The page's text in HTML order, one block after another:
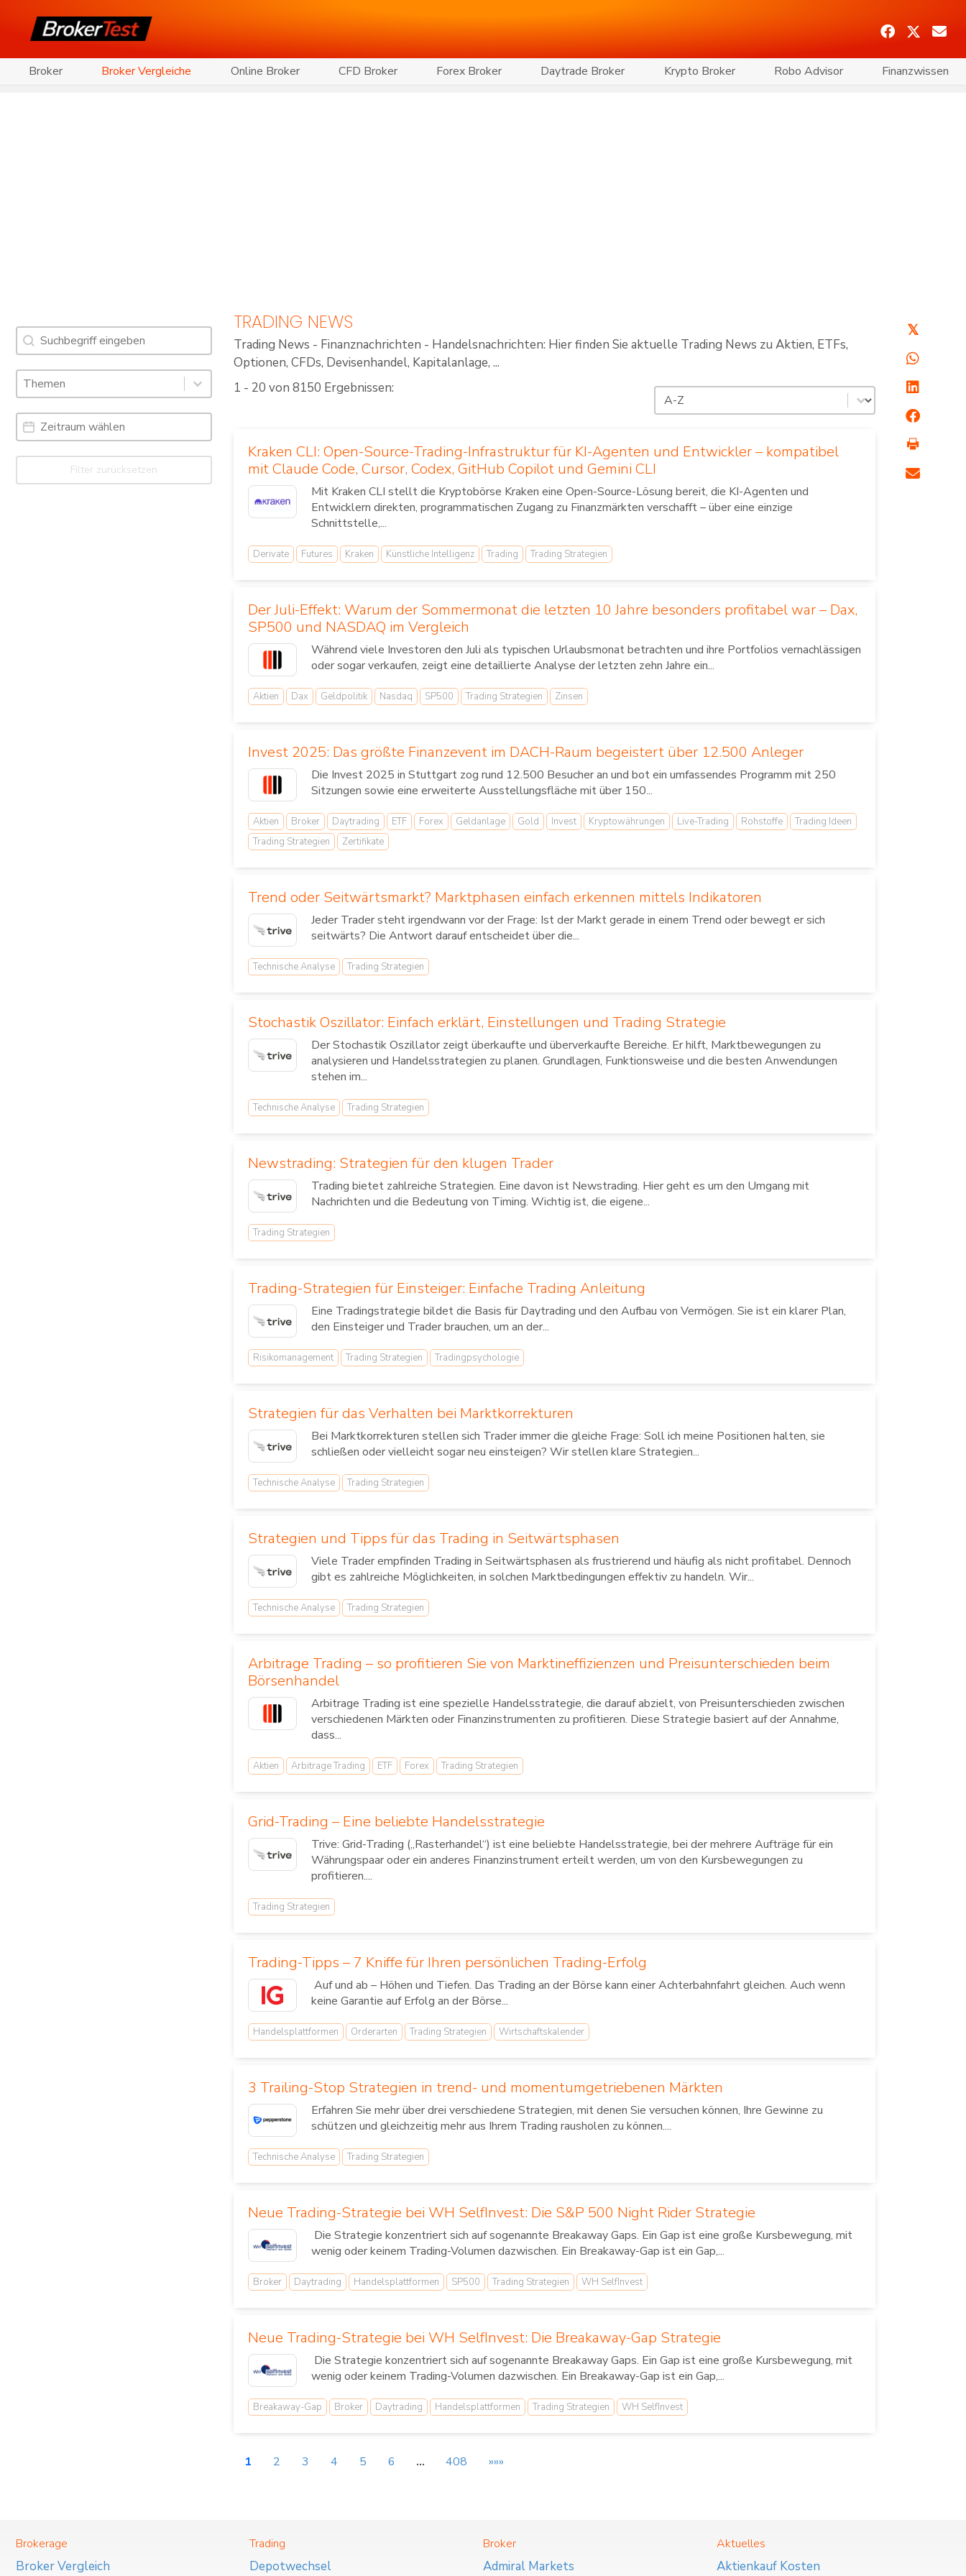
Broker Broker Vergleiche Online Broker CFD Broker Forex Broker Daytrade Broker Krypto Broker Robo Advisor Finanzwissen
Suche
Search content
Schlagworte: Trading News & Webinare
Select content
Select content
Date Range
Date
Filter zurücksetzen
TRADING NEWS
Trading News - Finanznachrichten - Handelsnachrichten: Hier finden Sie aktuelle Trading News zu Aktien, ETFs,
Optionen, CFDs, Devisenhandel, Kapitalanlage, ...
1 - 20 von 8150 Ergebnissen:
Sortierung
Sort content
Kraken CLI: Open-Source-Trading-Infrastruktur für KI-Agenten und Entwickler – kompatibel
mit Claude Code, Cursor, Codex, GitHub Copilot und Gemini CLI
Mit Kraken CLI stellt die Kryptobörse Kraken eine Open-Source-Lösung bereit, die KI-Agenten und
Entwicklern direkten, programmatischen Zugang zu Finanzmärkten verschafft – über eine einzige
Schnittstelle,...
Derivate Futures Kraken Künstliche Intelligenz Trading Trading Strategien
Der Juli-Effekt: Warum der Sommermonat die letzten 10 Jahre besonders profitabel war – Dax,
SP500 und NASDAQ im Vergleich
Während viele Investoren den Juli als typischen Urlaubsmonat betrachten und ihre Portfolios vernachlässigen
oder sogar verkaufen, zeigt eine detaillierte Analyse der letzten zehn Jahre ein...
Aktien Dax Geldpolitik Nasdaq SP500 Trading Strategien Zinsen
Invest 2025: Das größte Finanzevent im DACH-Raum begeistert über 12.500 Anleger
Die Invest 2025 in Stuttgart zog rund 12.500 Besucher an und bot ein umfassendes Programm mit 250
Sitzungen sowie eine erweiterte Ausstellungsfläche mit über 150...
Aktien Broker Daytrading ETF Forex Geldanlage Gold Invest Kryptowährungen Live-Trading Rohstoffe
Trading Ideen
Trading Strategien
Zertifikate
Trend oder Seitwärtsmarkt? Marktphasen einfach erkennen mittels Indikatoren
Jeder Trader steht irgendwann vor der Frage: Ist der Markt gerade in einem Trend oder bewegt er sich
seitwärts? Die Antwort darauf entscheidet über die...
Technische Analyse Trading Strategien
Stochastik Oszillator: Einfach erklärt, Einstellungen und Trading Strategie
Der Stochastik Oszillator zeigt überkaufte und überverkaufte Bereiche. Er hilft, Marktbewegungen zu
analysieren und Handelsstrategien zu planen. Grundlagen, Funktionsweise und die besten Anwendungen
stehen im...
Technische Analyse Trading Strategien
Newstrading: Strategien für den klugen Trader
Trading bietet zahlreiche Strategien. Eine davon ist Newstrading. Hier geht es um den Umgang mit
Nachrichten und die Bedeutung von Timing. Wichtig ist, die eigene...
Trading Strategien
Trading-Strategien für Einsteiger: Einfache Trading Anleitung
Eine Tradingstrategie bildet die Basis für Daytrading und den Aufbau von Vermögen. Sie ist ein klarer Plan,
den Einsteiger und Trader brauchen, um an der...
Risikomanagement Trading Strategien Tradingpsychologie
Strategien für das Verhalten bei Marktkorrekturen
Bei Marktkorrekturen stellen sich Trader immer die gleiche Frage: Soll ich meine Positionen halten, sie
schließen oder vielleicht sogar neu einsteigen? Wir stellen klare Strategien...
Technische Analyse Trading Strategien
Strategien und Tipps für das Trading in Seitwärtsphasen
Viele Trader empfinden Trading in Seitwärtsphasen als frustrierend und häufig als nicht profitabel. Dennoch
gibt es zahlreiche Möglichkeiten, in solchen Marktbedingungen effektiv zu handeln. Wir...
Technische Analyse Trading Strategien
Arbitrage Trading – so profitieren Sie von Marktineffizienzen und Preisunterschieden beim
Börsenhandel
Arbitrage Trading ist eine spezielle Handelsstrategie, die darauf abzielt, von Preisunterschieden zwischen
verschiedenen Märkten oder Finanzinstrumenten zu profitieren. Diese Strategie basiert auf der Annahme,
dass...
Aktien Arbitrage Trading ETF Forex Trading Strategien
Grid-Trading – Eine beliebte Handelsstrategie
Trive: Grid-Trading („Rasterhandel“) ist eine beliebte Handelsstrategie, bei der mehrere Aufträge für ein
Währungspaar oder ein anderes Finanzinstrument erteilt werden, um von den Kursbewegungen zu
profitieren....
Trading Strategien
Trading-Tipps – 7 Kniffe für Ihren persönlichen Trading-Erfolg
Auf und ab – Höhen und Tiefen. Das Trading an der Börse kann einer Achterbahnfahrt gleichen. Auch wenn
keine Garantie auf Erfolg an der Börse...
Handelsplattformen Orderarten Trading Strategien Wirtschaftskalender
3 Trailing-Stop Strategien in trend- und momentumgetriebenen Märkten
Erfahren Sie mehr über drei verschiedene Strategien, mit denen Sie versuchen können, Ihre Gewinne zu
schützen und gleichzeitig mehr aus Ihrem Trading rausholen zu können....
Technische Analyse Trading Strategien
Neue Trading-Strategie bei WH SelfInvest: Die S&P 500 Night Rider Strategie
Die Strategie konzentriert sich auf sogenannte Breakaway Gaps. Ein Gap ist eine große Kursbewegung, mit
wenig oder keinem Trading-Volumen dazwischen. Ein Breakaway-Gap ist ein Gap,...
Broker Daytrading Handelsplattformen SP500 Trading Strategien WH SelfInvest
Neue Trading-Strategie bei WH SelfInvest: Die Breakaway-Gap Strategie
Die Strategie konzentriert sich auf sogenannte Breakaway Gaps. Ein Gap ist eine große Kursbewegung, mit
wenig oder keinem Trading-Volumen dazwischen. Ein Breakaway-Gap ist ein Gap,...
Breakaway-Gap Broker Daytrading Handelsplattformen Trading Strategien WH SelfInvest
1 2 3 4 5 6 … 408 »»»
𝕏
Brokerage
Broker Vergleich
Trading
Depotwechsel
Broker
Admiral Markets
Aktuelles
Aktienkauf Kosten